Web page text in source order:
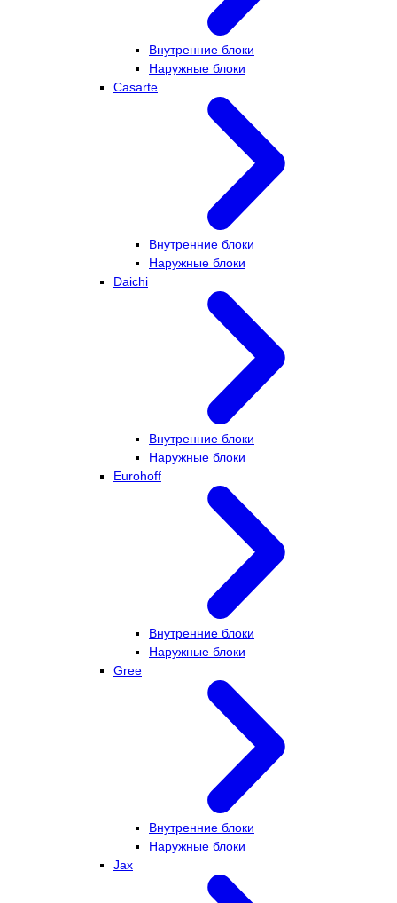
Внутренние блоки
Наружные блоки
Casarte
Внутренние блоки
Наружные блоки
Daichi
Внутренние блоки
Наружные блоки
Eurohoff
Внутренние блоки
Наружные блоки
Gree
Внутренние блоки
Наружные блоки
Jax